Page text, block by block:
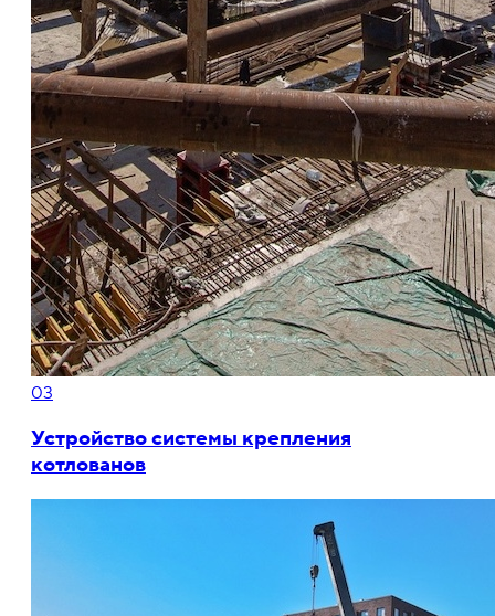
03
Устройство системы крепления
котлованов